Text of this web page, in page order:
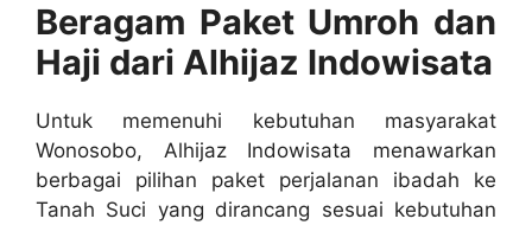
Beragam Paket Umroh dan
Haji dari Alhijaz Indowisata
Untuk memenuhi kebutuhan masyarakat
Wonosobo, Alhijaz Indowisata menawarkan
berbagai pilihan paket perjalanan ibadah ke
Tanah Suci yang dirancang sesuai kebutuhan